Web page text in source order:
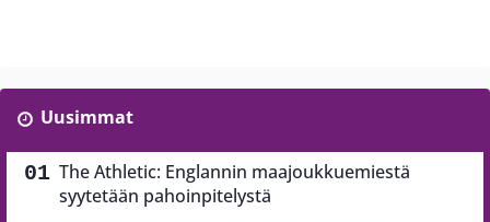
Uusimmat
The Athletic: Englannin maajoukkuemiestä
syytetään pahoinpitelystä